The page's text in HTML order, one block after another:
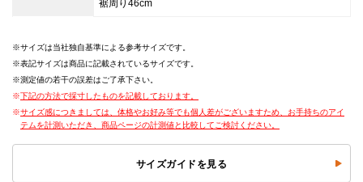
裾周り46cm
サイズは当社独自基準による参考サイズです。
表記サイズは商品に記載されているサイズです。
測定値の若干の誤差はご了承下さい。
下記の方法で採寸したものを記載しております。
サイズ感につきましては、体格やお好み等でも個人差がございますため、お手持ちのアイ
テムを計測いただき、商品ページの計測値と比較してご検討ください。
サイズガイドを見る